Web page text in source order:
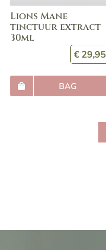
Lions Mane
tinctuur extract
30ml
€ 29,95
BAG